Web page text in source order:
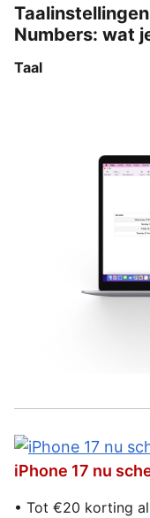
Numbers: wat
Taal
iPhone 17 nu
• Tot €20 korting